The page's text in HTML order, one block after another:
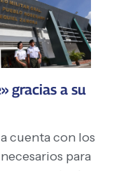
gracias a su
cuenta con los
para